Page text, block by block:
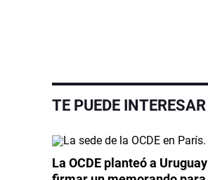
TE PUEDE INTERESAR
La OCDE planteó a Uruguay